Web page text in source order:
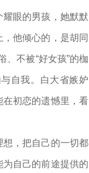
眼的男孩，她默默
他倾心的，是胡同
、不被“好女孩”的枷
自我。白大省嫉妒
初恋的遗憾里，看
，把自己的一切都
自己的前途提供的